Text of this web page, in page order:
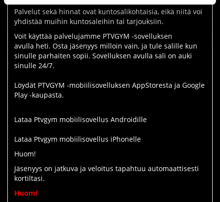
Palvelut sekä hinnat ovat kuntosalikohtaisia, eikä niitä voi
yhdistää muihin kuntosaleihin tai tarjouksiin.
Voit käyttää palvelujamme PTVGYM -sovelluksen
avulla heti. Osta jäsenyys milloin vain, ja tule salille kun
sinulle parhaiten sopii. Sovelluksen avulla sali on auki
sinulle 24/7.
Löydät PTVGYM -mobiilisovelluksen AppStoresta ja Google
Play -kaupasta.
Lataa Ptvgym mobiilisovellus Androidille
Lataa Ptvgym mobiilisovellus iPhonelle
Huom!
Jäsenyys on jatkuva ja veloitus tapahtuu automaattisesti
kortiltasi.
Huom!